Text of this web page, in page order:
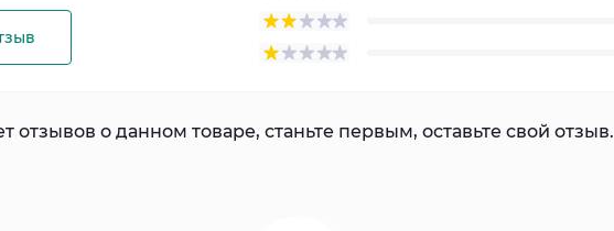
отзывов о данном товаре, станьте первым, оставьте свой отзыв.